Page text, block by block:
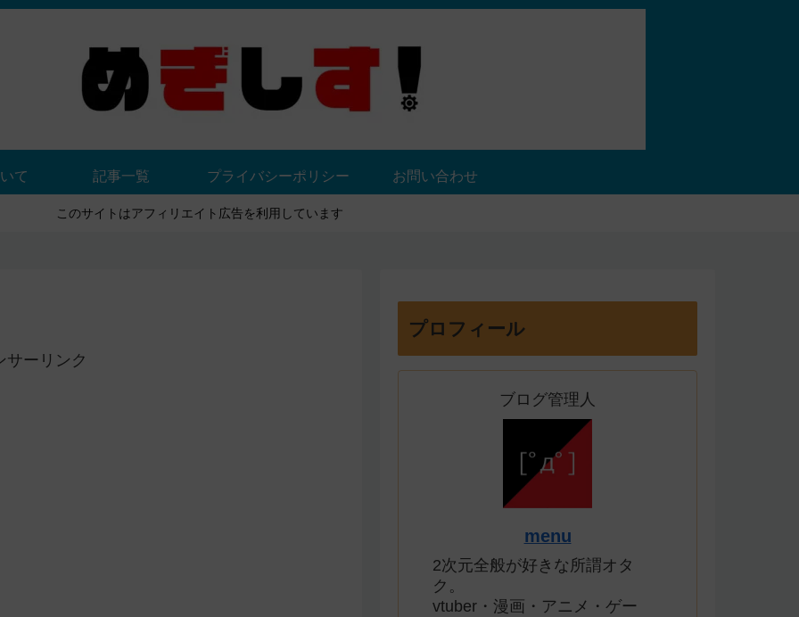
て 記事一覧 プライバシーポリシー お問い合わせ
このサイトはアフィリエイト広告を利用しています
サーリンク
プロフィール
ブログ管理人
menu
2次元全般が好きな所謂オタ
ク。
vtuber・漫画・アニメ・ゲー